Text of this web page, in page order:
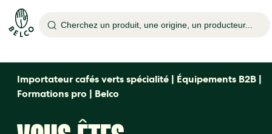
Cherchez un produit, une origine, un producteur...
Importateur cafés verts spécialité | Équipements B2B |
Formations pro | Belco